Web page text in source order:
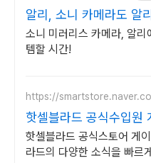
알리, 소니 카메라도 알
소니 미러리스 카메라, 알리
템할 시간!
https://
핫셀블라드 공식수입원
핫셀블라드 공식스토어 게
라드의 다양한 소식을 빠르